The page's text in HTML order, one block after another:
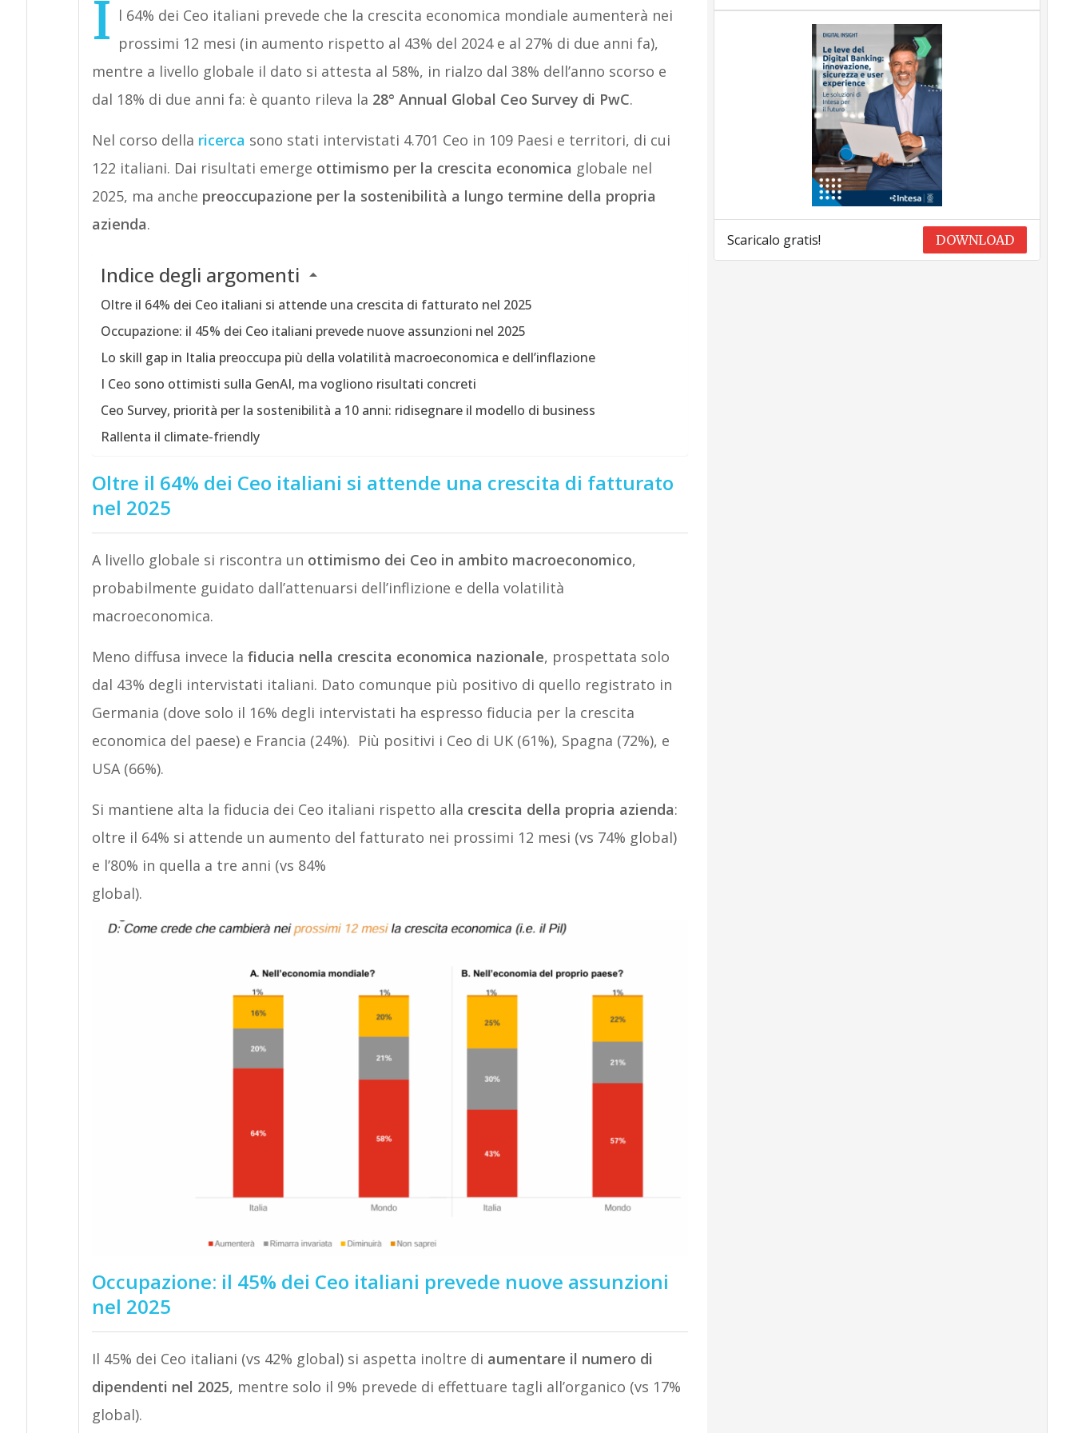
I l 64% dei Ceo italiani prevede che la crescita economica mondiale aumenterà nei
prossimi 12 mesi (in aumento rispetto al 43% del 2024 e al 27% di due anni fa),
mentre a livello globale il dato si attesta al 58%, in rialzo dal 38% dell’anno scorso e
dal 18% di due anni fa: è quanto rileva la 28° Annual Global Ceo Survey di PwC.
Nel corso della ricerca sono stati intervistati 4.701 Ceo in 109 Paesi e territori, di cui
122 italiani. Dai risultati emerge ottimismo per la crescita economica globale nel
2025, ma anche preoccupazione per la sostenibilità a lungo termine della propria
azienda.
Indice degli argomenti
Oltre il 64% dei Ceo italiani si attende una crescita di fatturato nel 2025
Occupazione: il 45% dei Ceo italiani prevede nuove assunzioni nel 2025
Lo skill gap in Italia preoccupa più della volatilità macroeconomica e dell’inflazione
I Ceo sono ottimisti sulla GenAI, ma vogliono risultati concreti
Ceo Survey, priorità per la sostenibilità a 10 anni: ridisegnare il modello di business
Rallenta il climate-friendly
Oltre il 64% dei Ceo italiani si attende una crescita di fatturato
nel 2025
A livello globale si riscontra un ottimismo dei Ceo in ambito macroeconomico,
probabilmente guidato dall’attenuarsi dell’inflizione e della volatilità
macroeconomica.
Meno diffusa invece la fiducia nella crescita economica nazionale, prospettata solo
dal 43% degli intervistati italiani. Dato comunque più positivo di quello registrato in
Germania (dove solo il 16% degli intervistati ha espresso fiducia per la crescita
economica del paese) e Francia (24%). Più positivi i Ceo di UK (61%), Spagna (72%), e
USA (66%).
Si mantiene alta la fiducia dei Ceo italiani rispetto alla crescita della propria azienda:
oltre il 64% si attende un aumento del fatturato nei prossimi 12 mesi (vs 74% global)
e l’80% in quella a tre anni (vs 84%
global).
Occupazione: il 45% dei Ceo italiani prevede nuove assunzioni
nel 2025
Il 45% dei Ceo italiani (vs 42% global) si aspetta inoltre di aumentare il numero di
dipendenti nel 2025, mentre solo il 9% prevede di effettuare tagli all’organico (vs 17%
global).
Scaricalo gratis! DOWNLOAD